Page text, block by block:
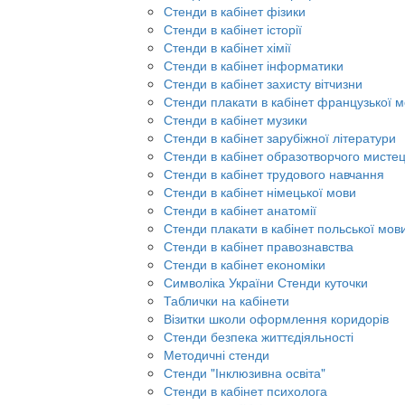
Стенди в кабінет фізики
Стенди в кабінет історії
Стенди в кабінет хімії
Стенди в кабінет інформатики
Стенди в кабінет захисту вітчизни
Стенди плакати в кабінет французької
Стенди в кабінет музики
Стенди в кабінет зарубіжної літератури
Стенди в кабінет образотворчого
Стенди в кабінет трудового навчання
Стенди в кабінет німецької мови
Стенди в кабінет анатомії
Стенди плакати в кабінет польської
Стенди в кабінет правознавства
Стенди в кабінет економіки
Символіка України Стенди куточки
Таблички на кабінети
Візитки школи оформлення коридорів
Стенди безпека життєдіяльності
Методичні стенди
Стенди "Інклюзивна освіта"
Стенди в кабінет психолога